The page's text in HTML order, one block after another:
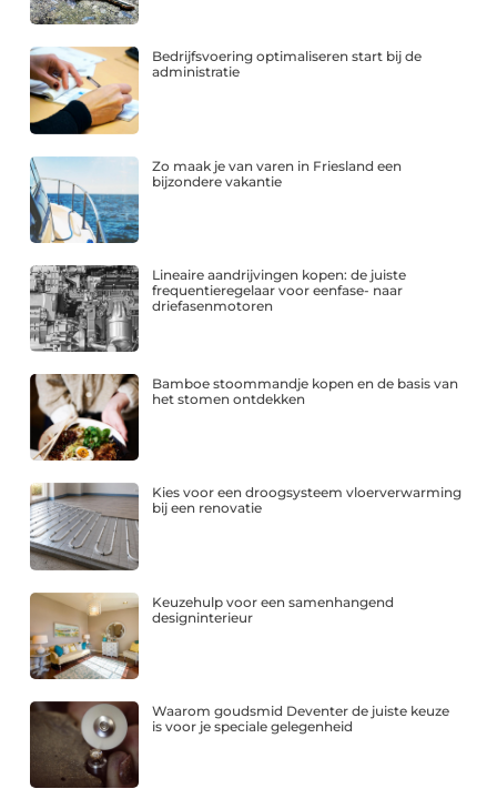
Bedrijfsvoering optimaliseren start bij de
administratie
Zo maak je van varen in Friesland een
bijzondere vakantie
Lineaire aandrijvingen kopen: de juiste
frequentieregelaar voor eenfase- naar
driefasenmotoren
Bamboe stoommandje kopen en de basis van
het stomen ontdekken
Kies voor een droogsysteem vloerverwarming
bij een renovatie
Keuzehulp voor een samenhangend
designinterieur
Waarom goudsmid Deventer de juiste keuze
is voor je speciale gelegenheid